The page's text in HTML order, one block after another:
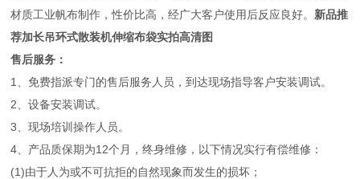
材质工业帆布制作，性价比高，经广大客户使用后反应良好。 新品推
荐加长吊环式散装机伸缩布袋实拍高清图
售后服务：
1、免费指派专门的售后服务人员，到达现场指导客户安装调试。
2、设备安装调试。
3、现场培训操作人员。
4、产品质保期为12个月，终身维修，以下情况实行有偿维修：
(1)由于人为或不可抗拒的自然现象而发生的损坏；